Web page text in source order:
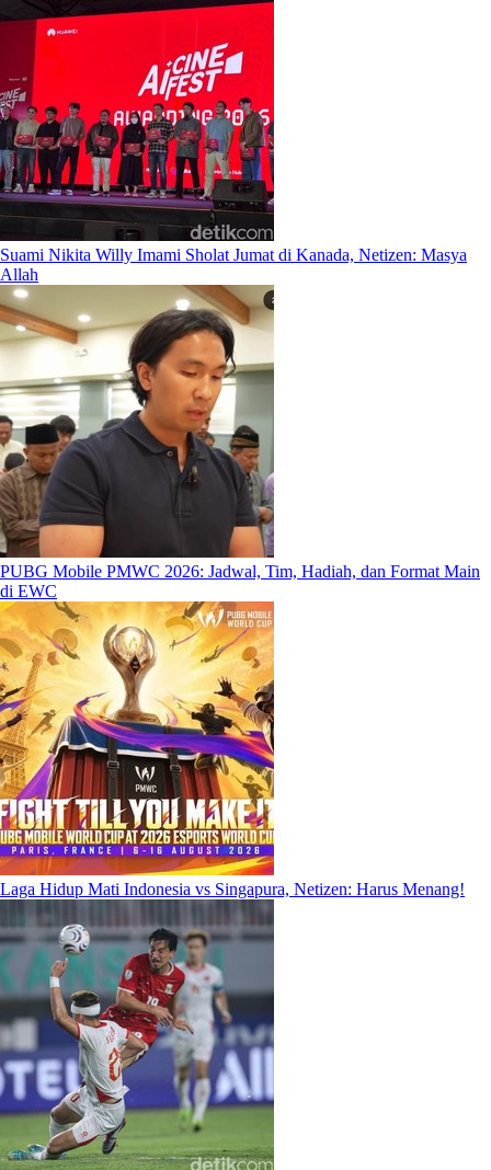
Suami Nikita Willy Imami Sholat Jumat di Kanada, Netizen: Masya
Allah
PUBG Mobile PMWC 2026: Jadwal, Tim, Hadiah, dan Format Main
di EWC
Laga Hidup Mati Indonesia vs Singapura, Netizen: Harus Menang!